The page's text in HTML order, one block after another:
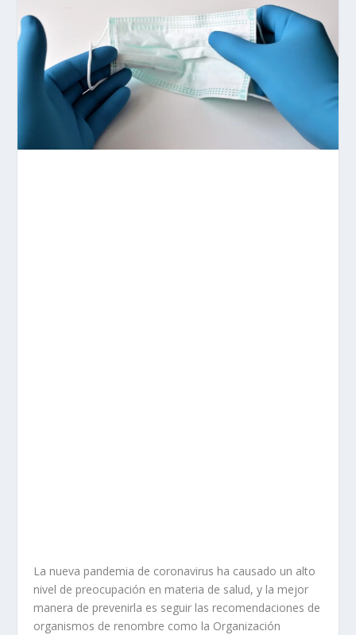
La nueva pandemia de coronavirus ha causado un alto
nivel de preocupación en materia de salud, y la mejor
manera de prevenirla es seguir las recomendaciones de
organismos de renombre como la Organización